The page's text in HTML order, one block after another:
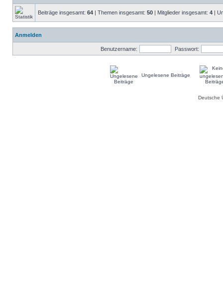
Beiträge insgesamt: 64 | Themen insgesamt: 50 | Mitglieder insgesamt: 4 |
Anmelden
Benutzername: Passwort:
Ungelesene Beiträge
Deutsche